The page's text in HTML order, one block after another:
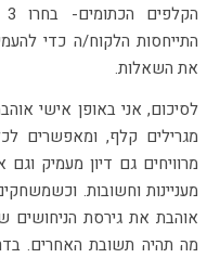
התייחסות הלקוח/ה כדי
את השאלות.
לסיכום, אני באופן אישי
מגרילים קלף, ומאפשרים
מרוויחים גם דיון מעמיק
מעניינות וחשובות.
אוהבת את גירסת
מה תהיה תשובת האחרים.